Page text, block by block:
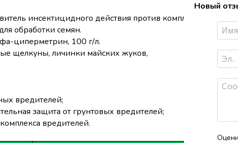
инсектицидного действия против комплекса
обработки семян.
циперметрин, 100 г/л.
щелкуны, личинки майских жуков,
вредителей;
защита от грунтовых вредителей;
комплекса вредителей.
Новый